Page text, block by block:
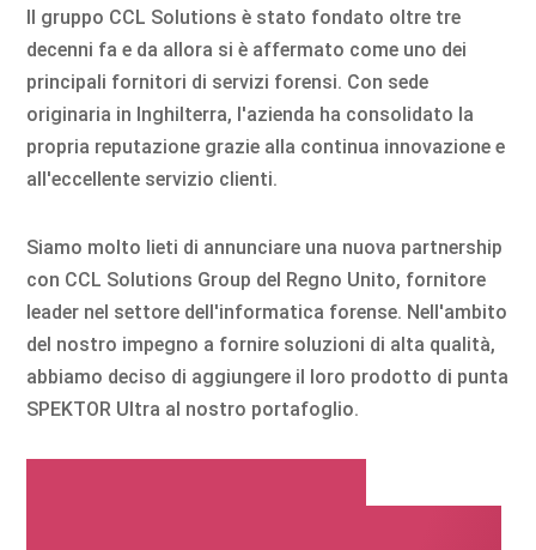
Il gruppo CCL Solutions è stato fondato oltre tre
decenni fa e da allora si è affermato come uno dei
principali fornitori di servizi forensi. Con sede
originaria in Inghilterra, l'azienda ha consolidato la
propria reputazione grazie alla continua innovazione e
all'eccellente servizio clienti.
Siamo molto lieti di annunciare una nuova partnership
con CCL Solutions Group del Regno Unito, fornitore
leader nel settore dell'informatica forense. Nell'ambito
del nostro impegno a fornire soluzioni di alta qualità,
abbiamo deciso di aggiungere il loro prodotto di punta
SPEKTOR Ultra al nostro portafoglio.